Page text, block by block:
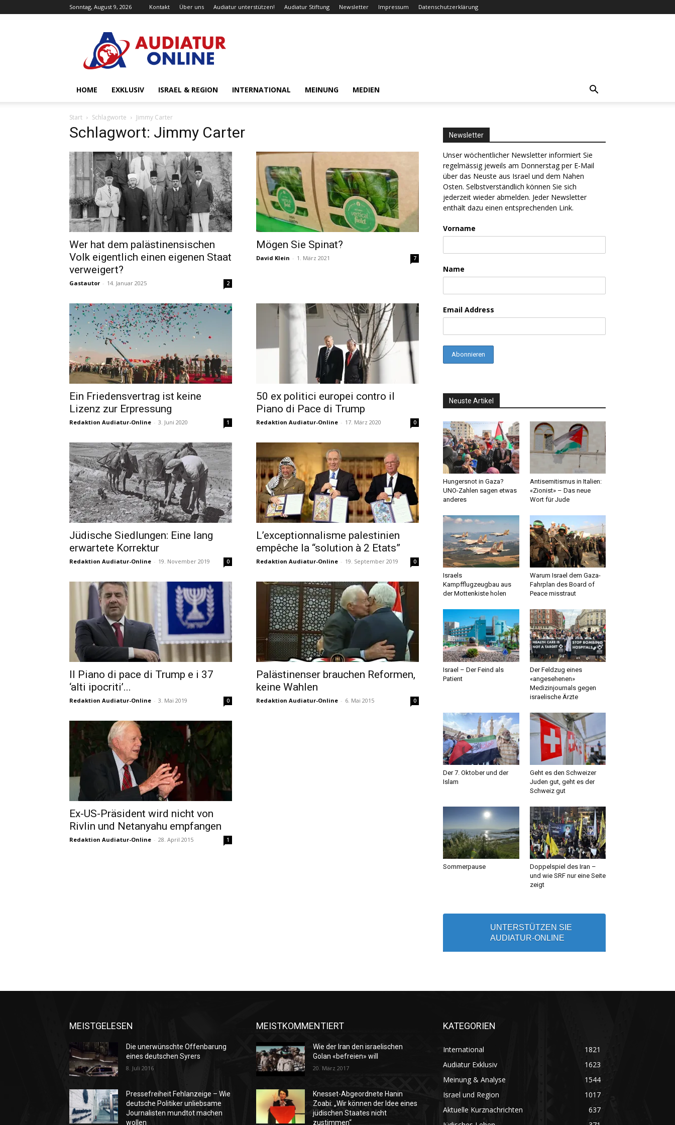
Sonntag, August 9, 2026 Kontakt Über uns Audiatur unterstützen! Audiatur Stiftung Newsletter Impressum Datenschutzerklärung
Online
HOME EXKLUSIV ISRAEL & REGION INTERNATIONAL MEINUNG MEDIEN
Start Schlagworte Jimmy Carter
Schlagwort: Jimmy Carter
Wer hat dem palästinensischen
Volk eigentlich einen eigenen Staat
verweigert?
Gastautor - 14. Januar 2025 2
Mögen Sie Spinat?
David Klein - 1. März 2021 7
Ein Friedensvertrag ist keine
Lizenz zur Erpressung
Redaktion Audiatur-Online - 3. Juni 2020 1
50 ex politici europei contro il
Piano di Pace di Trump
Redaktion Audiatur-Online - 17. März 2020 0
Jüdische Siedlungen: Eine lang
erwartete Korrektur
Redaktion Audiatur-Online - 19. November 2019 0
L’exceptionnalisme palestinien
empêche la “solution à 2 Etats”
Redaktion Audiatur-Online - 19. September 2019 0
Il Piano di pace di Trump e i 37
‘alti ipocriti’...
Redaktion Audiatur-Online - 3. Mai 2019 0
Palästinenser brauchen Reformen,
keine Wahlen
Redaktion Audiatur-Online - 6. Mai 2015 0
Ex-US-Präsident wird nicht von
Rivlin und Netanyahu empfangen​
Redaktion Audiatur-Online - 28. April 2015 1
Newsletter
Unser wöchentlicher Newsletter informiert Sie
regelmässig jeweils am Donnerstag per E-Mail
über das Neuste aus Israel und dem Nahen
Osten. Selbstverständlich können Sie sich
jederzeit wieder abmelden. Jeder Newsletter
enthält dazu einen entsprechenden Link.
Vorname
Name
Email Address
Neuste Artikel
Hungersnot in Gaza?
UNO-Zahlen sagen etwas
anderes
Antisemitismus in Italien:
«Zionist» – Das neue
Wort für Jude
Israels
Kampfflugzeugbau aus
der Mottenkiste holen
Warum Israel dem Gaza-
Fahrplan des Board of
Peace misstraut
Israel – Der Feind als
Patient
Der Feldzug eines
«angesehenen»
Medizinjournals gegen
israelische Ärzte
Der 7. Oktober und der
Islam
Geht es den Schweizer
Juden gut, geht es der
Schweiz gut
Sommerpause
Doppelspiel des Iran –
und wie SRF nur eine Seite
zeigt
UNTERSTÜTZEN SIE
AUDIATUR-ONLINE
MEISTGELESEN
Die unerwünschte Offenbarung
eines deutschen Syrers
8. Juli 2016
Pressefreiheit Fehlanzeige – Wie
deutsche Politiker unliebsame
Journalisten mundtot machen
wollen
MEISTKOMMENTIERT
Wie der Iran den israelischen
Golan «befreien» will
20. März 2017
Knesset-Abgeordnete Hanin
Zoabi: „Wir können der Idee eines
jüdischen Staates nicht
zustimmen“
KATEGORIEN
International
1821
Audiatur Exklusiv
1623
Meinung & Analyse
1544
Israel und Region
1017
Aktuelle Kurznachrichten
637